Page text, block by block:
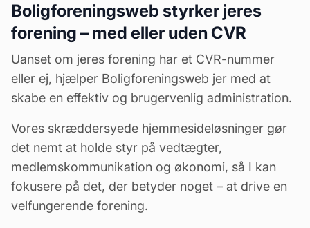
Boligforeningsweb styrker jeres
forening – med eller uden CVR
Uanset om jeres forening har et CVR-nummer
eller ej, hjælper Boligforeningsweb jer med at
skabe en effektiv og brugervenlig administration.
Vores skræddersyede hjemmesideløsninger gør
det nemt at holde styr på vedtægter,
medlemskommunikation og økonomi, så I kan
fokusere på det, der betyder noget – at drive en
velfungerende forening.